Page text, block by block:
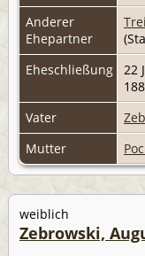
Anderer
Ehepartner
Eheschließung
22
Vater
Mutter
weiblich
Zebrowski,